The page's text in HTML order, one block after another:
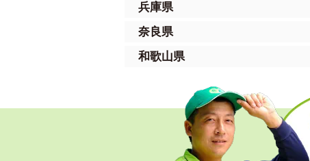
兵庫県
奈良県
和歌山県